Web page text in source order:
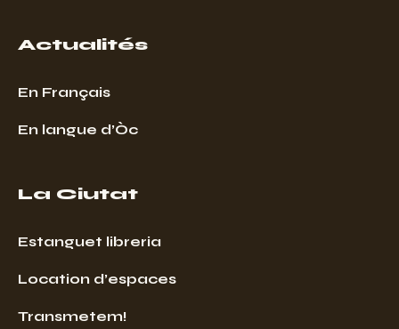
Actualités
En Français
En langue d’Òc
La Ciutat
Estanguet libreria
Location d’espaces
Transmetem!